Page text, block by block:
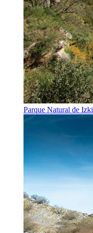
Parque Natural de Izki